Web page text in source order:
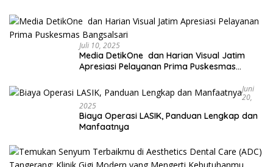
Juli 10, 2025
Media DetikOne dan Harian Visual Jatim
Apresiasi Pelayanan Prima Puskesmas
Juni
20,
2025
Biaya Operasi LASIK, Panduan Lengkap dan
Manfaatnya